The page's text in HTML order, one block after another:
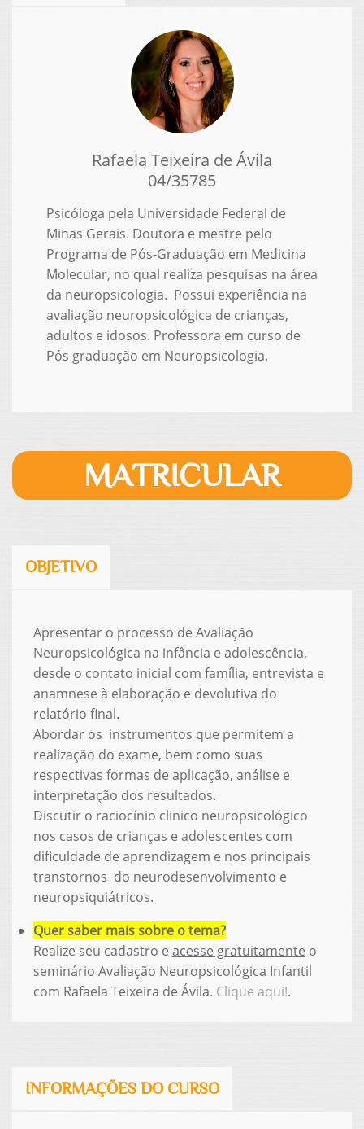
Rafaela Teixeira de Ávila
04/35785
Psicóloga pela Universidade Federal de
Minas Gerais. Doutora e mestre pelo
Programa de Pós-Graduação em Medicina
Molecular, no qual realiza pesquisas na área
da neuropsicologia. Possui experiência na
avaliação neuropsicológica de crianças,
adultos e idosos. Professora em curso de
Pós graduação em Neuropsicologia.
MATRICULAR
OBJETIVO
Apresentar o processo de Avaliação
Neuropsicológica na infância e adolescência,
desde o contato inicial com família, entrevista e
anamnese à elaboração e devolutiva do
relatório final.
Abordar os instrumentos que permitem a
realização do exame, bem como suas
respectivas formas de aplicação, análise e
interpretação dos resultados.
Discutir o raciocínio clinico neuropsicológico
nos casos de crianças e adolescentes com
dificuldade de aprendizagem e nos principais
transtornos do neurodesenvolvimento e
neuropsiquiátricos.
Quer saber mais sobre o tema?
Realize seu cadastro e acesse gratuitamente o
seminário Avaliação Neuropsicológica Infantil
com Rafaela Teixeira de Ávila. Clique aqui!.
INFORMAÇÕES DO CURSO